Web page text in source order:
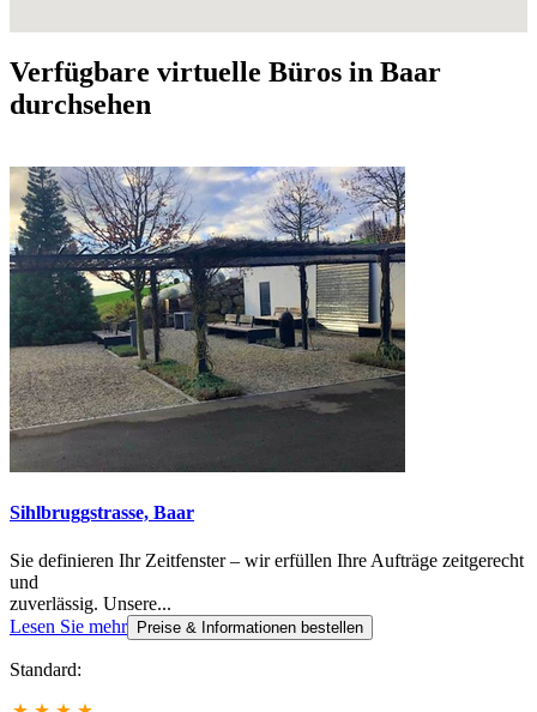
Verfügbare virtuelle Büros in Baar
durchsehen
Sihlbruggstrasse, Baar
Sie definieren Ihr Zeitfenster – wir erfüllen Ihre Aufträge zeitgerecht
und
zuverlässig. Unsere...
Lesen Sie mehr Preise & Informationen bestellen
Standard: